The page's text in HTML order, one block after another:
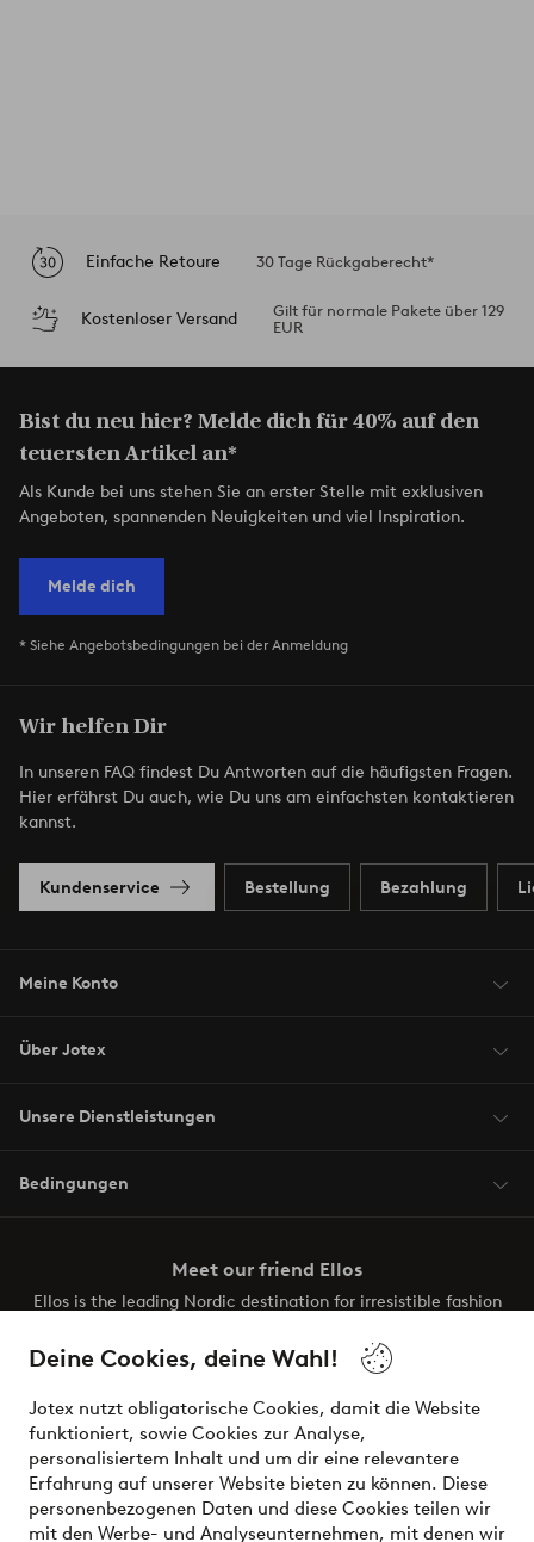
Deine Cookies, deine Wahl!
Jotex nutzt obligatorische Cookies, damit die Website
funktioniert, sowie Cookies zur Analyse,
personalisiertem Inhalt und um dir eine relevantere
Erfahrung auf unserer Website bieten zu können. Diese
personenbezogenen Daten und diese Cookies teilen wir
mit den Werbe- und Analyseunternehmen, mit denen wir
Einfache Retoure 30 Tage Rückgaberecht*
Kostenloser Versand
Gilt für normale Pakete über 129
EUR
Bist du neu hier? Melde dich für 40% auf den
teuersten Artikel an*
Als Kunde bei uns stehen Sie an erster Stelle mit exklusiven
Angeboten, spannenden Neuigkeiten und viel Inspiration.
Melde dich
* Siehe Angebotsbedingungen bei der Anmeldung
Wir helfen Dir
In unseren FAQ findest Du Antworten auf die häufigsten Fragen.
Hier erfährst Du auch, wie Du uns am einfachsten kontaktieren
kannst.
Kundenservice Bestellung Bezahlung
Meine Konto
Über Jotex
Unsere Dienstleistungen
Bedingungen
Meet our friend Ellos
Ellos is the leading Nordic destination for irresistible fashion
the latest trends, curated to make finding your next look
effortless. It’s all here.
Visit Ellos